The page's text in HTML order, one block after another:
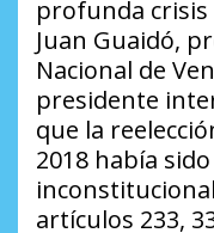
profunda crisis
Juan Guaidó,
Nacional de
presidente
que la
2018 había
artículos 233,